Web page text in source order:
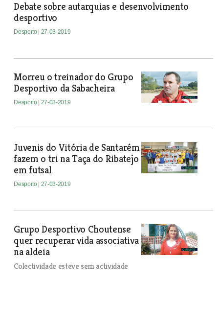
Debate sobre autarquias e desenvolvimento
desportivo
Desporto | 27-03-2019
Morreu o treinador do Grupo
Desportivo da Sabacheira
Desporto | 27-03-2019
Juvenis do Vitória de Santarém
fazem o tri na Taça do Ribatejo
em futsal
Desporto | 27-03-2019
Grupo Desportivo Choutense
quer recuperar vida associativa
na aldeia
Colectividade esteve sem actividade